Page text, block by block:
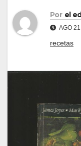
Por el
AGO
recetas